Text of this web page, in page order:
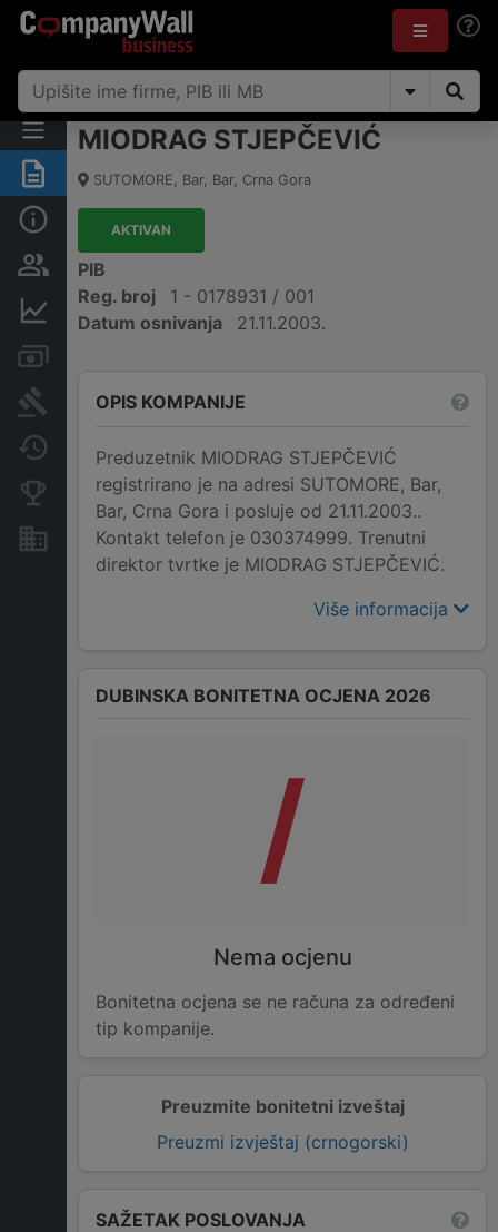
Sažetak
Osobe i vlasništvo
Finansijski podaci
Arhiva sudskih objava
Promjene
Konkurentne kompanije
Nekretnine i imovina
MIODRAG STJEPČEVIĆ
SUTOMORE, Bar, Bar, Crna Gora
AKTIVAN
PIB
Reg. broj
1 - 0178931 / 001
Datum osnivanja
21.11.2003.
OPIS KOMPANIJE
Preduzetnik MIODRAG STJEPČEVIĆ
registrirano je na adresi SUTOMORE, Bar,
Bar, Crna Gora i posluje od 21.11.2003..
Kontakt telefon je 030374999. Trenutni
direktor tvrtke je MIODRAG STJEPČEVIĆ.
Više informacija
Preuzmite bonitetni izveštaj
Preuzmi izvještaj (crnogorski)
DUBINSKA BONITETNA OCJENA 2026
/
Nema ocjenu
Bonitetna ocjena se ne računa za određeni
tip kompanije.
SAŽETAK POSLOVANJA